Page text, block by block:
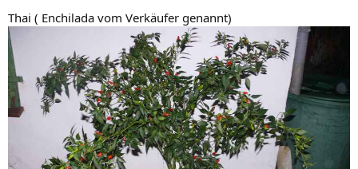
Thai ( Enchilada vom Verkäufer genannt)